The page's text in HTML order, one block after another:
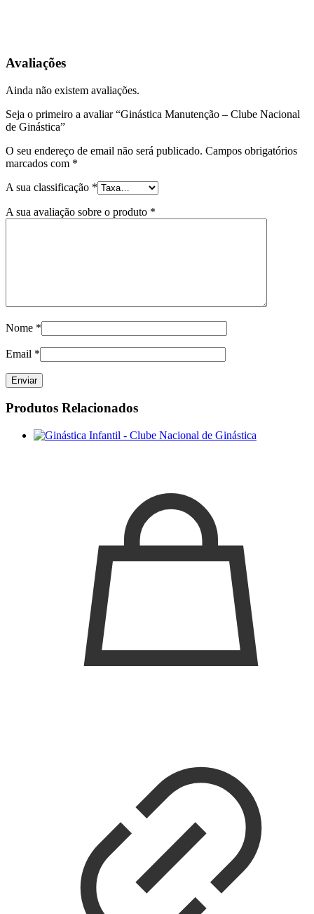
Avaliações
Ainda não existem avaliações.
Seja o primeiro a avaliar “Ginástica Manutenção – Clube Nacional
de Ginástica”
O seu endereço de email não será publicado. Campos obrigatórios
marcados com *
A sua classificação *
A sua avaliação sobre o produto *
Nome *
Email *
Produtos Relacionados